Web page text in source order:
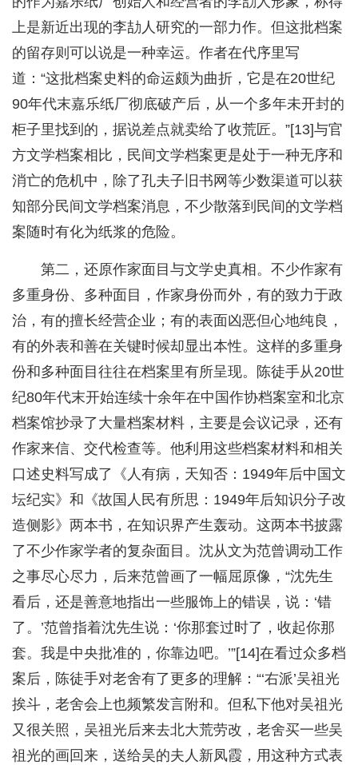
上是新近出现的李劼人研究的一部力作。但这批档案
的留存则可以说是一种幸运。作者在代序里写
道：“这批档案史料的命运颇为曲折，它是在20世纪
90年代末嘉乐纸厂彻底破产后，从一个多年未开封的
柜子里找到的，据说差点就卖给了收荒匠。”[13]与官
方文学档案相比，民间文学档案更是处于一种无序和
消亡的危机中，除了孔夫子旧书网等少数渠道可以获
知部分民间文学档案消息，不少散落到民间的文学档
案随时有化为纸浆的危险。
第二，还原作家面目与文学史真相。不少作家有
多重身份、多种面目，作家身份而外，有的致力于政
治，有的擅长经营企业；有的表面凶恶但心地纯良，
有的外表和善在关键时候却显出本性。这样的多重身
份和多种面目往往在档案里有所呈现。陈徒手从20世
纪80年代末开始连续十余年在中国作协档案室和北京
档案馆抄录了大量档案材料，主要是会议记录，还有
作家来信、交代检查等。他利用这些档案材料和相关
口述史料写成了《人有病，天知否：1949年后中国文
坛纪实》和《故国人民有所思：1949年后知识分子改
造侧影》两本书，在知识界产生轰动。这两本书披露
了不少作家学者的复杂面目。沈从文为范曾调动工作
之事尽心尽力，后来范曾画了一幅屈原像，“沈先生
看后，还是善意地指出一些服饰上的错误，说：‘错
了。’范曾指着沈先生说：‘你那套过时了，收起你那
套。我是中央批准的，你靠边吧。’”[14]在看过众多档
案后，陈徒手对老舍有了更多的理解：“‘右派’吴祖光
挨斗，老舍会上也频繁发言附和。但私下他对吴祖光
又很关照，吴祖光后来去北大荒劳改，老舍买一些吴
祖光的画回来，送给吴的夫人新凤霞，用这种方式表